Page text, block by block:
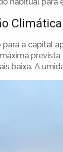
habitual para
para a capital
baixa. A